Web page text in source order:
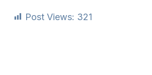
Post Views: 321